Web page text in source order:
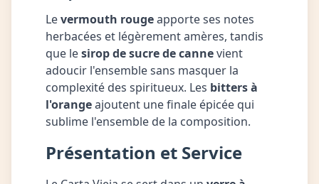
Levermouth rougeapporte ses notes
herbacées et légèrement amères, tandis
que lesirop de sucre de cannevient
adoucir l'ensemble sans masquer la
complexité des spiritueux. Les bitters à
l'orangeajoutent une finale épicée qui
sublime l'ensemble de la composition.
Présentation et Service